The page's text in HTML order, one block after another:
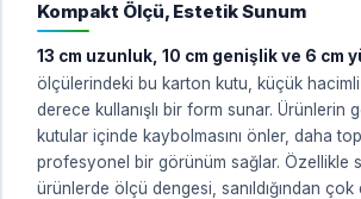
Kompakt Ölçü, Estetik Sunum
13 cm uzunluk, 10 cm genişlik ve 6 cm
ölçülerindeki bu karton kutu, küçük
derece kullanışlı bir form sunar. Ürünlerin
kutular içinde kaybolmasını önler, daha
profesyonel bir görünüm sağlar. Özellikle
ürünlerde ölçü dengesi, sanıldığından çok